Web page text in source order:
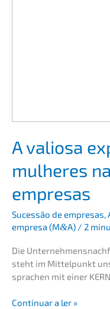
A valio­sa
mulhe­res
empresas
Suces­são de empre­sas,
empre­sa (M&A) / 2
Die
steht im Mittel­punkt
sprachen mit einer
A
Conti­nu­ar a ler »